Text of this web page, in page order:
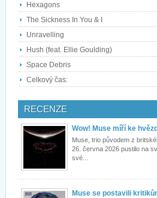
Hexagons
The Sickness In You & I
Unravelling
Hush (feat. Ellie Goulding)
Space Debris
Celkový čas:
RECENZE
Wow! Muse míří ke
Muse, trio původem z
26. června 2026 pustilo na
své...
Muse se postavili